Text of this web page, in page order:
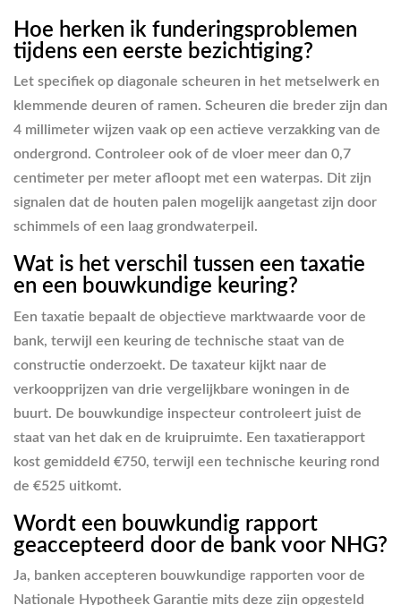
Hoe herken ik funderingsproblemen
tijdens een eerste bezichtiging?
Let specifiek op diagonale scheuren in het metselwerk en
klemmende deuren of ramen. Scheuren die breder zijn dan
4 millimeter wijzen vaak op een actieve verzakking van de
ondergrond. Controleer ook of de vloer meer dan 0,7
centimeter per meter afloopt met een waterpas. Dit zijn
signalen dat de houten palen mogelijk aangetast zijn door
schimmels of een laag grondwaterpeil.
Wat is het verschil tussen een taxatie
en een bouwkundige keuring?
Een taxatie bepaalt de objectieve marktwaarde voor de
bank, terwijl een keuring de technische staat van de
constructie onderzoekt. De taxateur kijkt naar de
verkoopprijzen van drie vergelijkbare woningen in de
buurt. De bouwkundige inspecteur controleert juist de
staat van het dak en de kruipruimte. Een taxatierapport
kost gemiddeld €750, terwijl een technische keuring rond
de €525 uitkomt.
Wordt een bouwkundig rapport
geaccepteerd door de bank voor NHG?
Ja, banken accepteren bouwkundige rapporten voor de
Nationale Hypotheek Garantie mits deze zijn opgesteld